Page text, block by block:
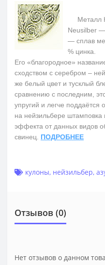
Металл
Neusilber
— сплав
% цинка.
Его «благородное»
сходством с серебром –
же белый цвет и тусклый
сравнению с последним,
упругий и легче поддаётся
на нейзильбере штамповка
эффекта от данных видов
свинец. ПОДРОБНЕЕ
кулоны, нейзильбер,
Отзывов (0)
Нет отзывов о данном